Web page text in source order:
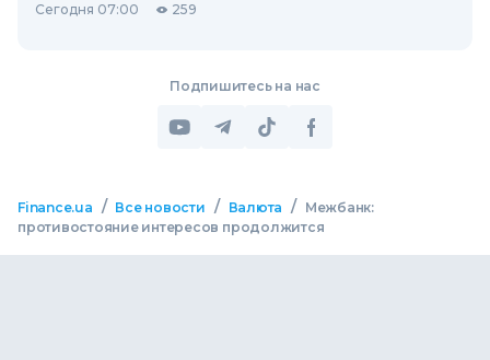
Сегодня 07:00 259
Подпишитесь на нас
Finance.ua / Все новости / Валюта /
Межбанк:
противостояние интересов продолжится